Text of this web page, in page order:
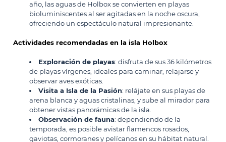
año, las aguas de Holbox se convierten en playas
bioluminiscentes al ser agitadas en la noche oscura,
ofreciendo un espectáculo natural impresionante.
Actividades recomendadas en la isla Holbox
Exploración de playas: disfruta de sus 36 kilómetros
de playas vírgenes, ideales para caminar, relajarse y
observar aves exóticas.
Visita a Isla de la Pasión: relájate en sus playas de
arena blanca y aguas cristalinas, y sube al mirador para
obtener vistas panorámicas de la isla.
Observación de fauna: dependiendo de la
temporada, es posible avistar flamencos rosados,
gaviotas, cormoranes y pelícanos en su hábitat natural.